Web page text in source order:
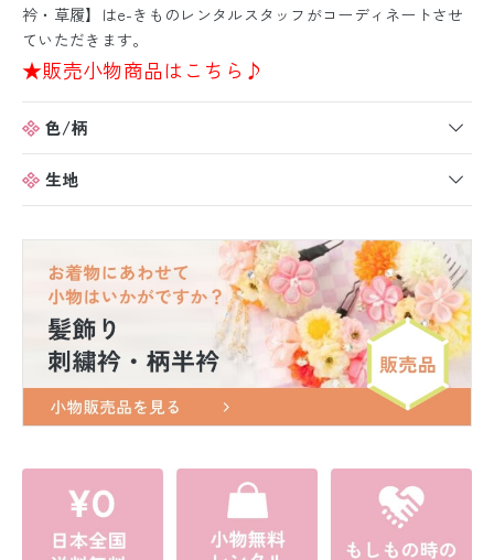
衿・草履】はe-きものレンタルスタッフがコーディネートさせ
ていただきます。
★販売小物商品はこちら♪
色/柄
生地